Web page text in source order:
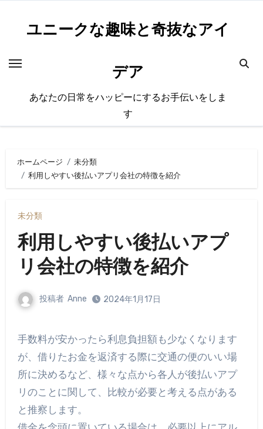
ユニークな趣味と奇抜なアイ
デア
あなたの日常をハッピーにするお手伝いをしま
す
ホームページ
未分類
利用しやすい後払いアプリ会社の特徴を紹介
未分類
利用しやすい後払いアプ
リ会社の特徴を紹介
投稿者 Anne 2024年1月17日
手数料が安かったら利息負担額も少なくなります
が、借りたお金を返済する際に交通の便のいい場
所に決めるなど、様々な点から各人が後払いアプ
リのことに関して、比較が必要と考える点がある
と推察します。